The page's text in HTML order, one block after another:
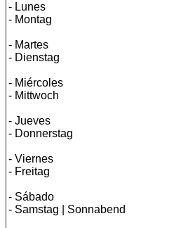
- Lunes
- Montag
- Martes
- Dienstag
- Miércoles
- Mittwoch
- Jueves
- Donnerstag
- Viernes
- Freitag
- Sábado
- Samstag | Sonnabend